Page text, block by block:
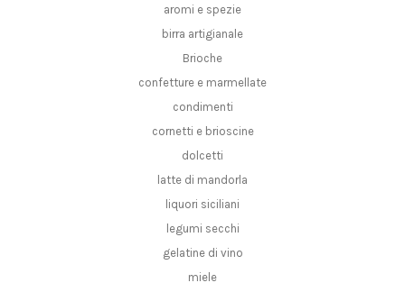
aromi e spezie
birra artigianale
Brioche
confetture e marmellate
condimenti
cornetti e brioscine
dolcetti
latte di mandorla
liquori siciliani
legumi secchi
gelatine di vino
miele